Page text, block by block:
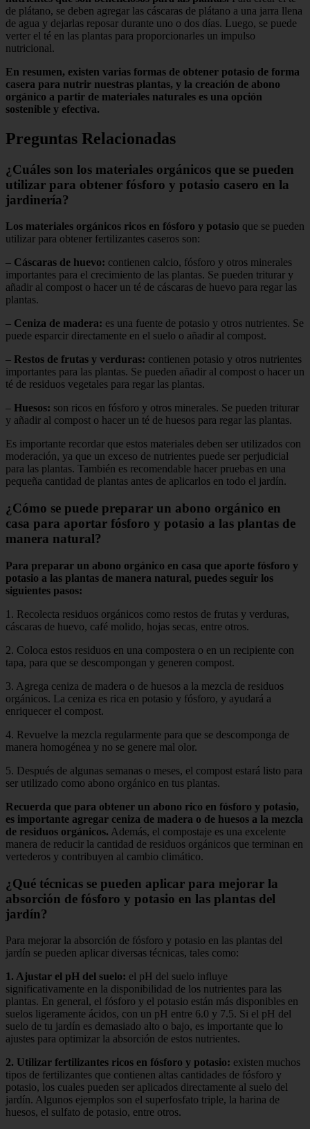
de plátano, se deben agregar las cáscaras de plátano a una jarra llena
de agua y dejarlas reposar durante uno o dos días. Luego, se puede
verter el té en las plantas para proporcionarles un impulso
nutricional.
En resumen, existen varias formas de obtener potasio de forma
casera para nutrir nuestras plantas, y la creación de abono
orgánico a partir de materiales naturales es una opción
sostenible y efectiva.
Preguntas Relacionadas
¿Cuáles son los materiales orgánicos que se pueden
utilizar para obtener fósforo y potasio casero en la
jardinería?
Los materiales orgánicos ricos en fósforo y potasio que se pueden
utilizar para obtener fertilizantes caseros son:
– Cáscaras de huevo: contienen calcio, fósforo y otros minerales
importantes para el crecimiento de las plantas. Se pueden triturar y
añadir al compost o hacer un té de cáscaras de huevo para regar las
plantas.
– Ceniza de madera: es una fuente de potasio y otros nutrientes. Se
puede esparcir directamente en el suelo o añadir al compost.
– Restos de frutas y verduras: contienen potasio y otros nutrientes
importantes para las plantas. Se pueden añadir al compost o hacer un
té de residuos vegetales para regar las plantas.
– Huesos: son ricos en fósforo y otros minerales. Se pueden triturar
y añadir al compost o hacer un té de huesos para regar las plantas.
Es importante recordar que estos materiales deben ser utilizados con
moderación, ya que un exceso de nutrientes puede ser perjudicial
para las plantas. También es recomendable hacer pruebas en una
pequeña cantidad de plantas antes de aplicarlos en todo el jardín.
¿Cómo se puede preparar un abono orgánico en
casa para aportar fósforo y potasio a las plantas de
manera natural?
Para preparar un abono orgánico en casa que aporte fósforo y
potasio a las plantas de manera natural, puedes seguir los
siguientes pasos:
1. Recolecta residuos orgánicos como restos de frutas y verduras,
cáscaras de huevo, café molido, hojas secas, entre otros.
2. Coloca estos residuos en una compostera o en un recipiente con
tapa, para que se descompongan y generen compost.
3. Agrega ceniza de madera o de huesos a la mezcla de residuos
orgánicos. La ceniza es rica en potasio y fósforo, y ayudará a
enriquecer el compost.
4. Revuelve la mezcla regularmente para que se descomponga de
manera homogénea y no se genere mal olor.
5. Después de algunas semanas o meses, el compost estará listo para
ser utilizado como abono orgánico en tus plantas.
Recuerda que para obtener un abono rico en fósforo y potasio,
es importante agregar ceniza de madera o de huesos a la mezcla
de residuos orgánicos. Además, el compostaje es una excelente
manera de reducir la cantidad de residuos orgánicos que terminan en
vertederos y contribuyen al cambio climático.
¿Qué técnicas se pueden aplicar para mejorar la
absorción de fósforo y potasio en las plantas del
jardín?
Para mejorar la absorción de fósforo y potasio en las plantas del
jardín se pueden aplicar diversas técnicas, tales como:
1. Ajustar el pH del suelo: el pH del suelo influye
significativamente en la disponibilidad de los nutrientes para las
plantas. En general, el fósforo y el potasio están más disponibles en
suelos ligeramente ácidos, con un pH entre 6.0 y 7.5. Si el pH del
suelo de tu jardín es demasiado alto o bajo, es importante que lo
ajustes para optimizar la absorción de estos nutrientes.
2. Utilizar fertilizantes ricos en fósforo y potasio: existen muchos
tipos de fertilizantes que contienen altas cantidades de fósforo y
potasio, los cuales pueden ser aplicados directamente al suelo del
jardín. Algunos ejemplos son el superfosfato triple, la harina de
huesos, el sulfato de potasio, entre otros.